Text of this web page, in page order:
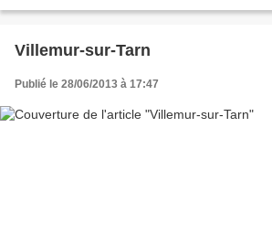
Villemur-sur-Tarn
Publié le 28/06/2013 à 17:47